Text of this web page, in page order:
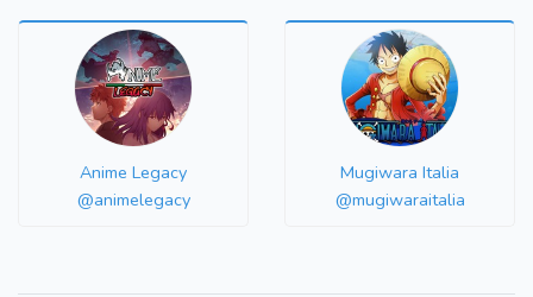
Anime Legacy
@animelegacy
Mugiwara Italia
@mugiwaraitalia